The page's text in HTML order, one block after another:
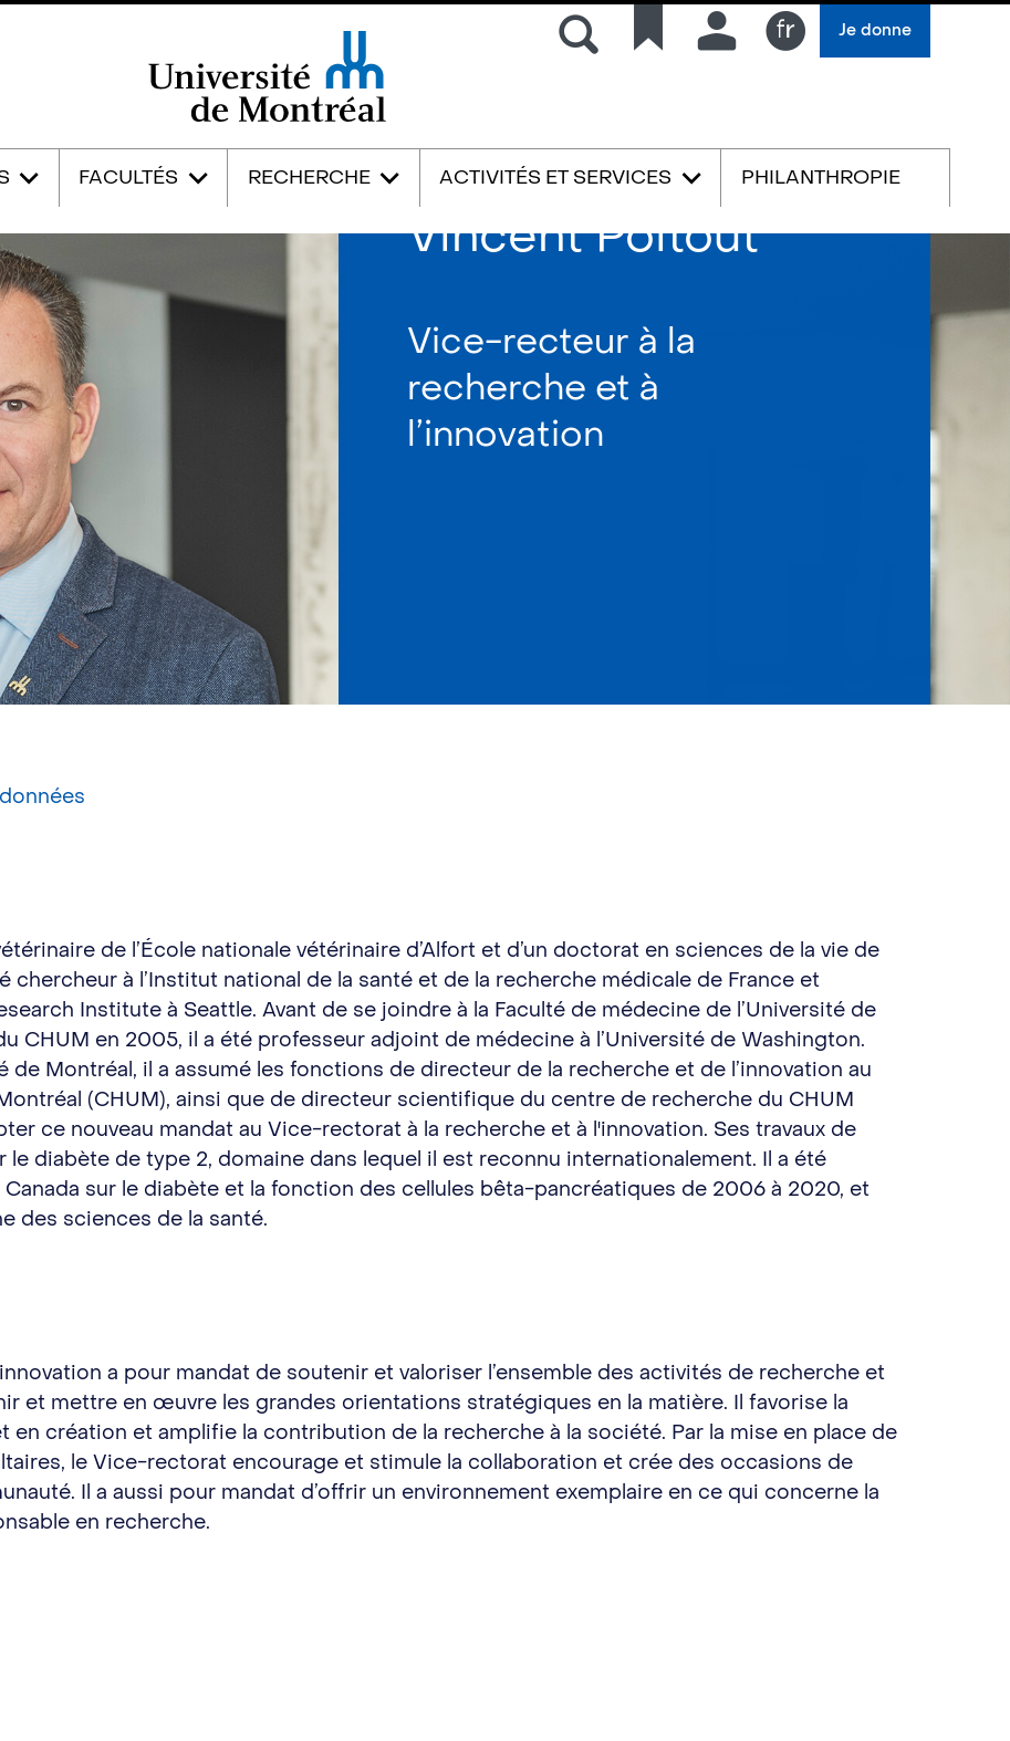
Rechercher Liens Connexion Je donne
FACULTÉS RECHERCHE ACTIVITÉS ET SERVICES PHILANTHROPIE
Vincent Poitout
Vice-recteur à la
recherche et à
l’innovation
de l’École nationale vétérinaire d’Alfort et d’un doctorat en sciences de la vie de
chercheur à l’Institut national de la santé et de la recherche médicale de France et
Institute à Seattle. Avant de se joindre à la Faculté de médecine de l’Université de
CHUM en 2005, il a été professeur adjoint de médecine à l’Université de Washington.
de Montréal, il a assumé les fonctions de directeur de la recherche et de l’innovation au
(CHUM), ainsi que de directeur scientifique du centre de recherche du CHUM
ce nouveau mandat au Vice-rectorat à la recherche et à l'innovation. Ses travaux de
diabète de type 2, domaine dans lequel il est reconnu internationalement. Il a été
sur le diabète et la fonction des cellules bêta-pancréatiques de 2006 à 2020, et
des sciences de la santé.
a pour mandat de soutenir et valoriser l’ensemble des activités de recherche et
et mettre en œuvre les grandes orientations stratégiques en la matière. Il favorise la
en création et amplifie la contribution de la recherche à la société. Par la mise en place de
le Vice-rectorat encourage et stimule la collaboration et crée des occasions de
Il a aussi pour mandat d’offrir un environnement exemplaire en ce qui concerne la
en recherche.